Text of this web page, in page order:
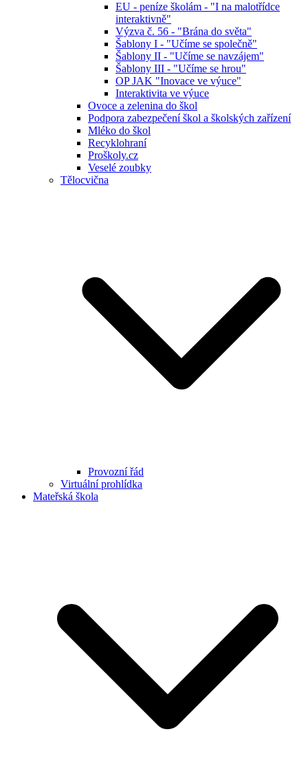
EU - peníze školám - "I na malotřídce
interaktivně"
Výzva č. 56 - "Brána do světa"
Šablony I - "Učíme se společně"
Šablony II - "Učíme se navzájem"
Šablony III - "Učíme se hrou"
OP JAK "Inovace ve výuce"
Interaktivita ve výuce
Ovoce a zelenina do škol
Podpora zabezpečení škol a školských zařízení
Mléko do škol
Recyklohraní
Proškoly.cz
Veselé zoubky
Tělocvična
Provozní řád
Virtuální prohlídka
Mateřská škola